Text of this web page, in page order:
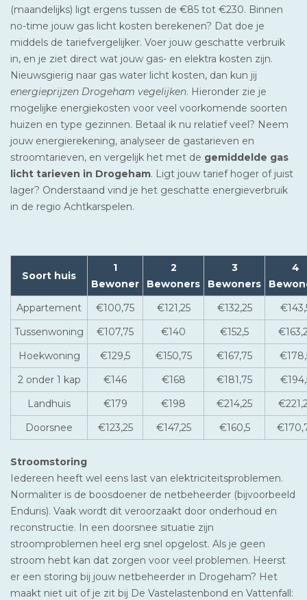
(maandelijks) ligt ergens tussen de €85 tot €230. Binnen
no-time jouw gas licht kosten berekenen? Dat doe je
middels de tariefvergelijker. Voer jouw geschatte verbruik
in, en je ziet direct wat jouw gas- en elektra kosten zijn.
Nieuwsgierig naar gas water licht kosten, dan kun jij
energieprijzen Drogeham vegelijken. Hieronder zie je
mogelijke energiekosten voor veel voorkomende soorten
huizen en type gezinnen. Betaal ik nu relatief veel? Neem
jouw energierekening, analyseer de gastarieven en
stroomtarieven, en vergelijk het met de gemiddelde gas
licht tarieven in Drogeham. Ligt jouw tarief hoger of juist
lager? Onderstaand vind je het geschatte energieverbruik
in de regio Achtkarspelen.
Soort huis
1
Bewoner
2
Bewoners
3
Bewoners
4
Appartement
€100,75 €121,25 €132,25
Tussenwoning
€107,75 €140 €152,5
Hoekwoning
€129,5 €150,75 €167,75
2 onder 1 kap
€146 €168 €181,75
Landhuis
€179 €198 €214,25
Doorsnee
€123,25 €147,25 €160,5
Stroomstoring
Iedereen heeft wel eens last van elektriciteitsproblemen.
Normaliter is de boosdoener de netbeheerder (bijvoorbeeld
Enduris). Vaak wordt dit veroorzaakt door onderhoud en
reconstructie. In een doorsnee situatie zijn
stroomproblemen heel erg snel opgelost. Als je geen
stroom hebt kan dat zorgen voor veel problemen. Heerst
er een storing bij jouw netbeheerder in Drogeham? Het
maakt niet uit of je zit bij De Vastelastenbond en Vattenfall: